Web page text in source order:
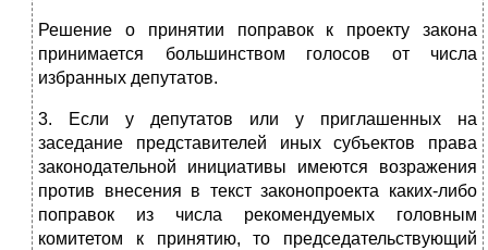
Решение о принятии поправок к проекту закона
принимается большинством голосов от числа
избранных депутатов.
3. Если у депутатов или у приглашенных на
заседание представителей иных субъектов права
законодательной инициативы имеются возражения
против внесения в текст законопроекта каких-либо
поправок из числа рекомендуемых головным
комитетом к принятию, то председательствующий